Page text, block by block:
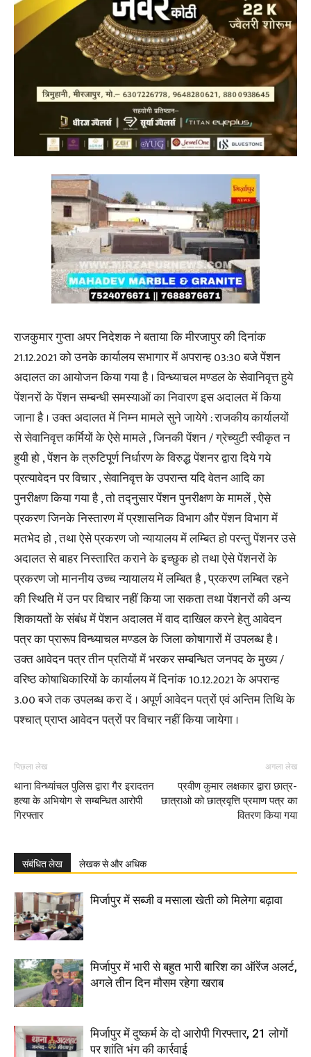
राजकुमार गुप्ता अपर निदेशक ने बताया कि मीरजापुर की दिनांक
21.12.2021 को उनके कार्यालय सभागार में अपरान्ह 03:30 बजे पेंशन
अदालत का आयोजन किया गया है । विन्ध्याचल मण्डल के सेवानिवृत्त हुये
पेंशनरों के पेंशन सम्बन्धी समस्याओं का निवारण इस अदालत में किया
जाना है । उक्त अदालत में निम्न मामले सुने जायेगे : राजकीय कार्यालयों
से सेवानिवृत्त कर्मियों के ऐसे मामले , जिनकी पेंशन / ग्रेच्युटी स्वीकृत न
हुयी हो , पेंशन के त्रुटिपूर्ण निर्धारण के विरुद्ध पेंशनर द्वारा दिये गये
प्रत्यावेदन पर विचार , सेवानिवृत्त के उपरान्त यदि वेतन आदि का
पुनरीक्षण किया गया है , तो तद्नुसार पेंशन पुनरीक्षण के मामलें , ऐसे
प्रकरण जिनके निस्तारण में प्रशासनिक विभाग और पेंशन विभाग में
मतभेद हो , तथा ऐसे प्रकरण जो न्यायालय में लम्बित हो परन्तु पेंशनर उसे
अदालत से बाहर निस्तारित कराने के इच्छुक हो तथा ऐसे पेंशनरों के
प्रकरण जो माननीय उच्च न्यायालय में लम्बित है , प्रकरण लम्बित रहने
की स्थिति में उन पर विचार नहीं किया जा सकता तथा पेंशनरों की अन्य
शिकायतों के संबंध में पेंशन अदालत में वाद दाखिल करने हेतु आवेदन
पत्र का प्रारूप विन्ध्याचल मण्डल के जिला कोषागारों में उपलब्ध है ।
उक्त आवेदन पत्र तीन प्रतियों में भरकर सम्बन्धित जनपद के मुख्य /
वरिष्ठ कोषाधिकारियों के कार्यालय में दिनांक 10.12.2021 के अपरान्ह
3.00 बजे तक उपलब्ध करा दें । अपूर्ण आवेदन पत्रों एवं अन्तिम तिथि के
पश्चात् प्राप्त आवेदन पत्रों पर विचार नहीं किया जायेगा ।
पिछला लेख
थाना विन्ध्यांचल पुलिस द्वारा गैर इरादतन
हत्या के अभियोग से सम्बन्धित आरोपी
गिरफ्तार
अगला लेख
प्रवीण कुमार लक्षकार द्वारा छात्र-
छात्राओ को छात्रवृत्ति प्रमाण पत्र का
वितरण किया गया
संबंधित लेख लेखक से और अधिक
मिर्जापुर में सब्जी व मसाला खेती को मिलेगा बढ़ावा
मिर्जापुर में भारी से बहुत भारी बारिश का ऑरेंज अलर्ट,
अगले तीन दिन मौसम रहेगा खराब
मिर्जापुर में दुष्कर्म के दो आरोपी गिरफ्तार, 21 लोगों
पर शांति भंग की कार्रवाई